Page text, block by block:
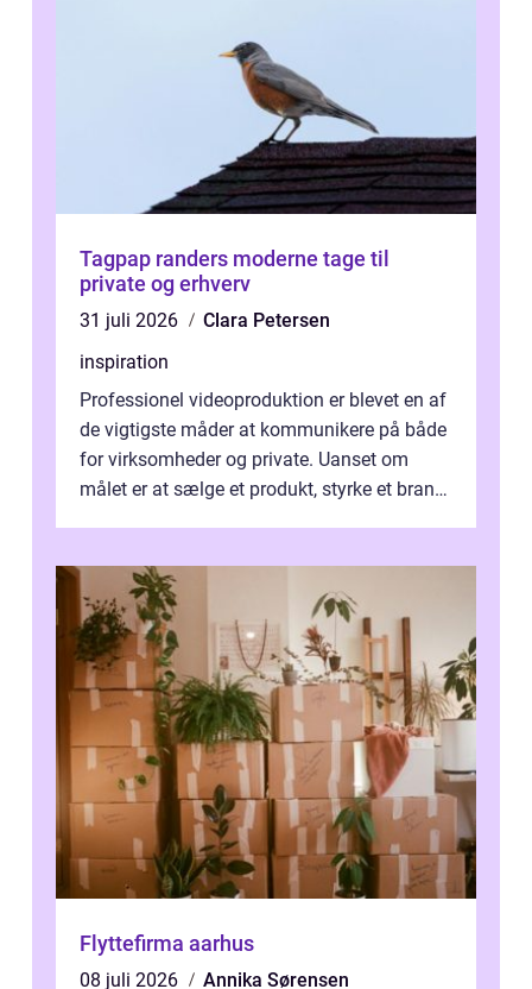
Tagpap randers moderne tage til
private og erhverv
31 juli 2026
Clara Petersen
inspiration
Professionel videoproduktion er blevet en af
de vigtigste måder at kommunikere på både
for virksomheder og private. Uanset om
målet er at sælge et produkt, styrke et brand,
Flyttefirma aarhus
08 juli 2026
Annika Sørensen